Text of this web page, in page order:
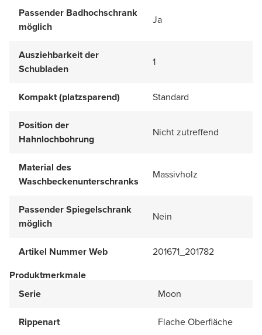
Passender Badhochschrank
möglich
Ja
Ausziehbarkeit der
Schubladen
1
Kompakt (platzsparend) Standard
Position der
Hahnlochbohrung
Nicht zutreffend
Material des
Waschbeckenunterschranks
Massivholz
Passender Spiegelschrank
möglich
Nein
Artikel Nummer Web
201671_201782
Produktmerkmale
Serie
Moon
Rippenart Flache Oberfläche